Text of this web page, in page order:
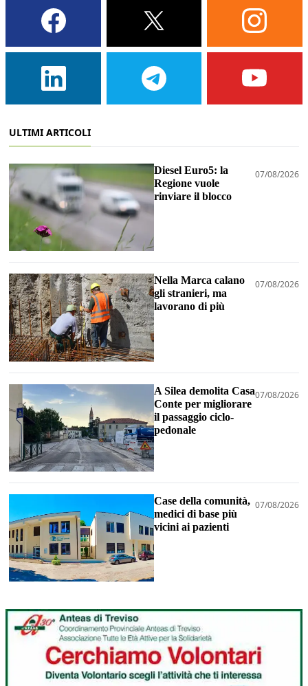
ULTIMI ARTICOLI
Diesel Euro5: la
Regione vuole
rinviare il blocco
07/08/2026
Nella Marca calano
gli stranieri, ma
lavorano di più
07/08/2026
A Silea demolita Casa
Conte per migliorare
il passaggio ciclo-
pedonale
07/08/2026
Case della comunità,
medici di base più
vicini ai pazienti
07/08/2026